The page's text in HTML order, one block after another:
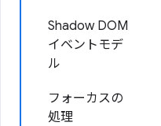
Shadow DOM
イベントモデ
ル
フォーカスの
処理